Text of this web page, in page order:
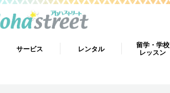
サービス レンタル
留学・学校
レッスン